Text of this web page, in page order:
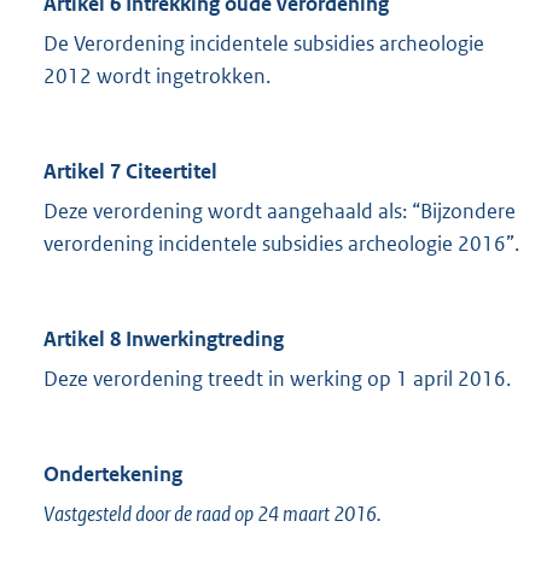
De Verordening incidentele subsidies archeologie
2012 wordt ingetrokken.
Artikel 7 Citeertitel
Deze verordening wordt aangehaald als: “Bijzondere
verordening incidentele subsidies archeologie 2016”.
Artikel 8 Inwerkingtreding
Deze verordening treedt in werking op 1 april 2016.
Ondertekening
Vastgesteld door de raad op 24 maart 2016.